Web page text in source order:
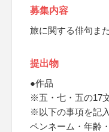
募集内容
旅に関する俳句ま
提出物
●作品
※五・七・五の17
※以下の事項を記
ペンネーム・年齢